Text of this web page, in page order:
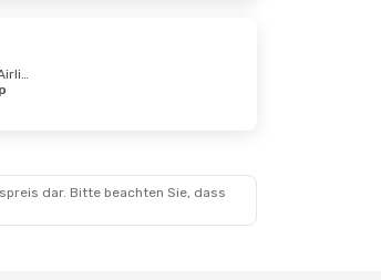
Klm Royal Dutch Airlines
dar. Bitte beachten Sie, dass